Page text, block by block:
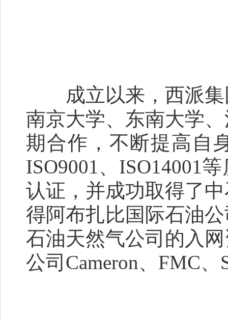
成立以来，西派集
南京大学、东南大学
期合作，不断提高自
ISO9001、ISO14001
认证，并成功取得了
得阿布扎比国际石油
石油天然气公司的入
公司Cameron、FMC